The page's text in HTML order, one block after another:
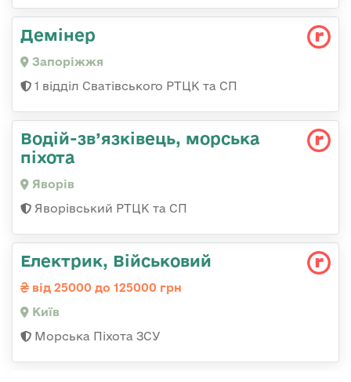
Демінер
Запоріжжя
1 відділ Сватівського РТЦК та СП
Водій-зв’язківець, морська
піхота
Яворів
Яворівський РТЦК та СП
Електрик, Військовий
від 25000 до 125000 грн
Київ
Морська Піхота ЗСУ